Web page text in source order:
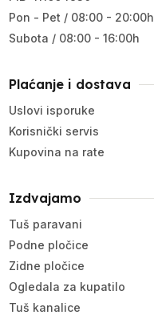
Pon - Pet / 08:00 - 20:00h
Subota / 08:00 - 16:00h
Plaćanje i dostava
Uslovi isporuke
Korisnički servis
Kupovina na rate
Izdvajamo
Tuš paravani
Podne pločice
Zidne pločice
Ogledala za kupatilo
Tuš kanalice